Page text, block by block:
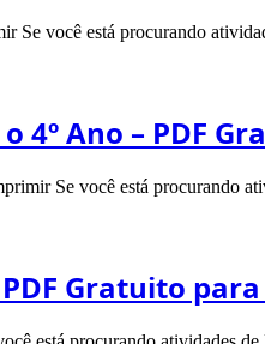
Se você está procurando
4º Ano – PDF
Se você está procurando
Gratuito